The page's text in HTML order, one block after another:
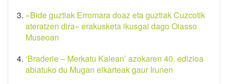
«Bide guztiak Erromara doaz eta guztiak Cuzcotik
ateratzen dira» erakusketa ikusgai dago Oiasso
Museoan
‘Braderie – Merkatu Kalean’ azokaren 40. edizioa
abiatuko du Mugan elkarteak gaur Irunen